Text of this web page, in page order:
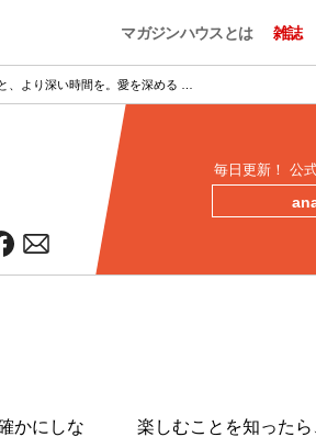
マガジンハウスとは 雑誌
、より深い時間を。愛を深める …
毎日更新！ 公
かにしな
楽しむことを知った